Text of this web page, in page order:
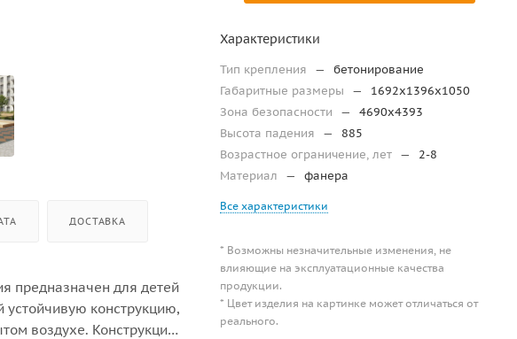
ДОСТАВКА
предназначен для детей
устойчивую конструкцию,
воздухе. Конструкция
Характеристики
Тип крепления —
бетонирование
Габаритные размеры
—
1692х1396х1050
Зона безопасности
—
4690х4393
Высота падения
—
885
Возрастное ограничение, лет —
2-8
Материал
— фанера
Все характеристики
* Возможны незначительные изменения, не
влияющие на эксплуатационные качества
продукции.
* Цвет изделия на картинке может отличаться от
реального.